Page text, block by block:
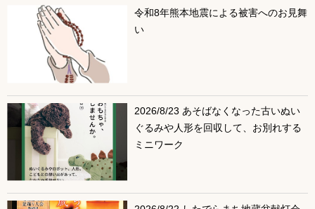
令和8年熊本地震による被害へのお見舞
い
2026/8/23 あそばなくなった古いぬい
ぐるみや人形を回収して、お別れする
ミニワーク